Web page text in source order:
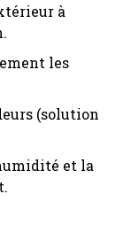
à
les
(solution
et la